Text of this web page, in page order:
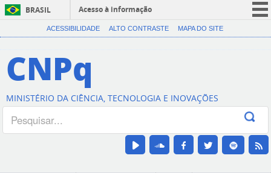
BRASIL
Acesso à informação
CORONAVÍRUS (COVID-19)
Canais
ACESSIBILIDADE ALTO CONTRASTE MAPA DO SITE
CNPq
MINISTÉRIO DA CIÊNCIA, TECNOLOGIA E INOVAÇÕES